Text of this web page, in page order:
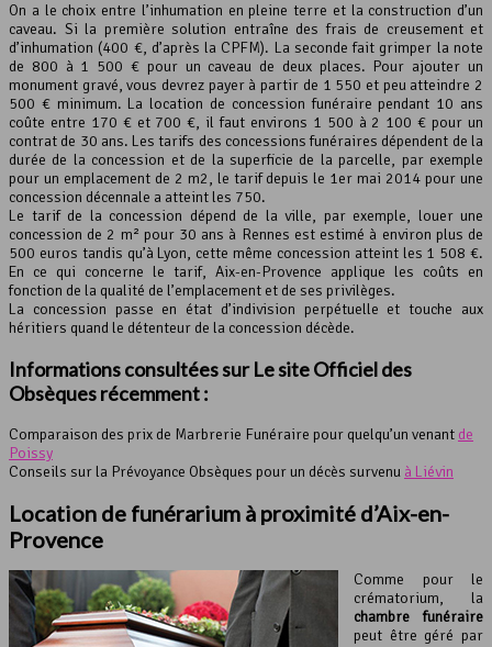
On a le choix entre l’inhumation en pleine terre et la construction d’un
caveau. Si la première solution entraîne des frais de creusement et
d’inhumation (400 €, d’après la CPFM). La seconde fait grimper la note
de 800 à 1 500 € pour un caveau de deux places. Pour ajouter un
monument gravé, vous devrez payer à partir de 1 550 et peu atteindre 2
500 € minimum. La location de concession funéraire pendant 10 ans
coûte entre 170 € et 700 €, il faut environs 1 500 à 2 100 € pour un
contrat de 30 ans. Les tarifs des concessions funéraires dépendent de la
durée de la concession et de la superficie de la parcelle, par exemple
pour un emplacement de 2 m2, le tarif depuis le 1er mai 2014 pour une
concession décennale a atteint les 750.
Le tarif de la concession dépend de la ville, par exemple, louer une
concession de 2 m² pour 30 ans à Rennes est estimé à environ plus de
500 euros tandis qu’à Lyon, cette même concession atteint les 1 508 €.
En ce qui concerne le tarif, Aix-en-Provence applique les coûts en
fonction de la qualité de l’emplacement et de ses privilèges.
La concession passe en état d’indivision perpétuelle et touche aux
héritiers quand le détenteur de la concession décède.
Informations consultées sur Le site Officiel des
Obsèques récemment :
Comparaison des prix de Marbrerie Funéraire pour quelqu’un venant de
Poissy
Conseils sur la Prévoyance Obsèques pour un décès survenu à Liévin
Location de funérarium à proximité d’Aix-en-
Provence
Comme pour le
crématorium, la
chambre funéraire
peut être géré par